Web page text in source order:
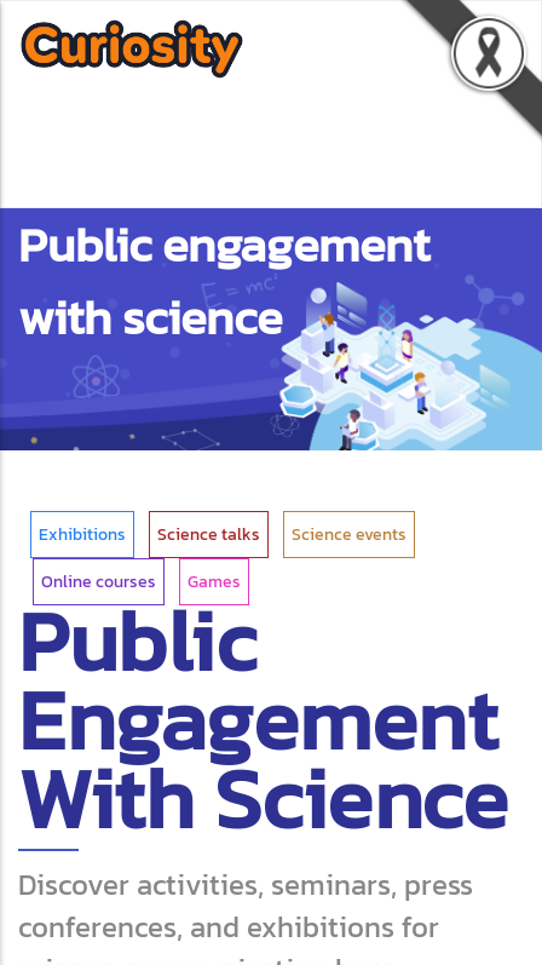
Public engagement
with science
Exhibitions Science talks
Science events
Online courses
Games
Public
Engagement
With Science
Discover activities, seminars, press
conferences, and exhibitions for